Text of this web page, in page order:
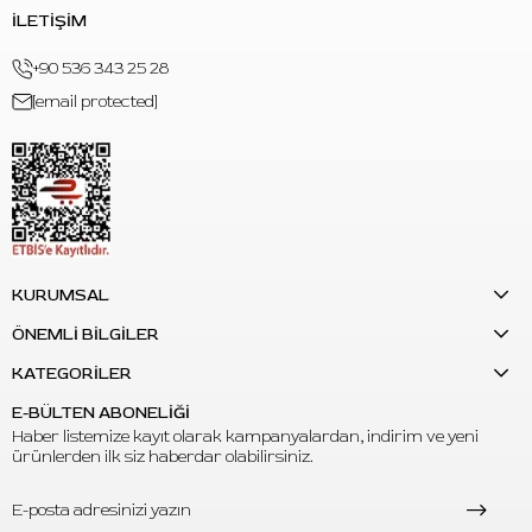
isteyenler için uygundur.
İLETİŞİM
+90 536 343 25 28
[email protected]
KURUMSAL
ÖNEMLİ BİLGİLER
KATEGORİLER
E-BÜLTEN ABONELİĞİ
Haber listemize kayıt olarak kampanyalardan, indirim ve yeni
ürünlerden ilk siz haberdar olabilirsiniz.